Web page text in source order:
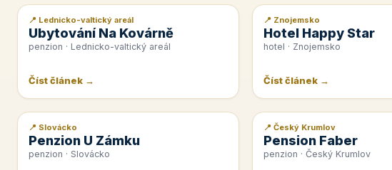
📰 PR článek
📍 Lednicko-valtický areál
Ubytování Na Kovárně
penzion · Lednicko-valtický areál
Číst článek →
📰 PR článek
📍 Znojemsko
Hotel Happy Star
hotel · Znojemsko
Číst článek →
📰 PR článek
📍 Slovácko
Penzion U Zámku
penzion · Slovácko
📰 PR článek
📍 Český Krumlov
Pension Faber
penzion · Český Krumlov